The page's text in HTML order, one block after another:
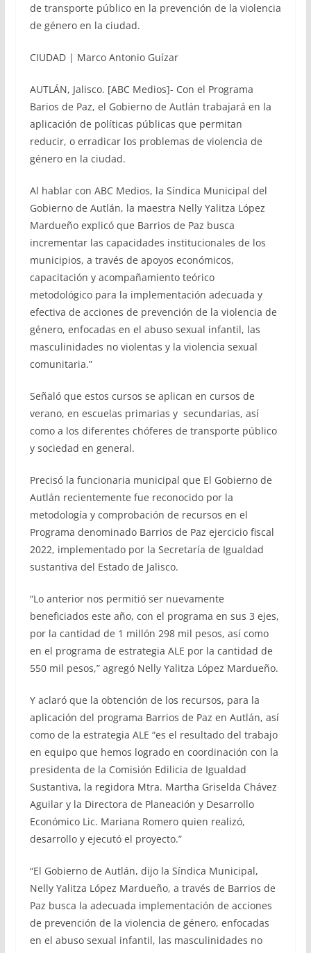
de transporte público en la prevención de la violencia
de género en la ciudad.
CIUDAD | Marco Antonio Guízar
AUTLÁN, Jalisco. [ABC Medios]- Con el Programa
Barios de Paz, el Gobierno de Autlán trabajará en la
aplicación de políticas públicas que permitan
reducir, o erradicar los problemas de violencia de
género en la ciudad.
Al hablar con ABC Medios, la Síndica Municipal del
Gobierno de Autlán, la maestra Nelly Yalitza López
Mardueño explicó que Barrios de Paz busca
incrementar las capacidades institucionales de los
municipios, a través de apoyos económicos,
capacitación y acompañamiento teórico
metodológico para la implementación adecuada y
efectiva de acciones de prevención de la violencia de
género, enfocadas en el abuso sexual infantil, las
masculinidades no violentas y la violencia sexual
comunitaria.”
Señaló que estos cursos se aplican en cursos de
verano, en escuelas primarias y secundarias, así
como a los diferentes chóferes de transporte público
y sociedad en general.
Precisó la funcionaria municipal que El Gobierno de
Autlán recientemente fue reconocido por la
metodología y comprobación de recursos en el
Programa denominado Barrios de Paz ejercicio fiscal
2022, implementado por la Secretaría de Igualdad
sustantiva del Estado de Jalisco.
“Lo anterior nos permitió ser nuevamente
beneficiados este año, con el programa en sus 3 ejes,
por la cantidad de 1 millón 298 mil pesos, así como
en el programa de estrategia ALE por la cantidad de
550 mil pesos,” agregó Nelly Yalitza López Mardueño.
Y aclaró que la obtención de los recursos, para la
aplicación del programa Barrios de Paz en Autlán, así
como de la estrategia ALE “es el resultado del trabajo
en equipo que hemos logrado en coordinación con la
presidenta de la Comisión Edilicia de Igualdad
Sustantiva, la regidora Mtra. Martha Griselda Chávez
Aguilar y la Directora de Planeación y Desarrollo
Económico Lic. Mariana Romero quien realizó,
desarrollo y ejecutó el proyecto.”
“El Gobierno de Autlán, dijo la Síndica Municipal,
Nelly Yalitza López Mardueño, a través de Barrios de
Paz busca la adecuada implementación de acciones
de prevención de la violencia de género, enfocadas
en el abuso sexual infantil, las masculinidades no